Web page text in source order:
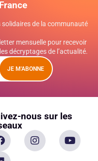
de la communauté
mensuelle pour recevoir
décryptages de l’actualité.
JE M'ABONNE
nous sur les